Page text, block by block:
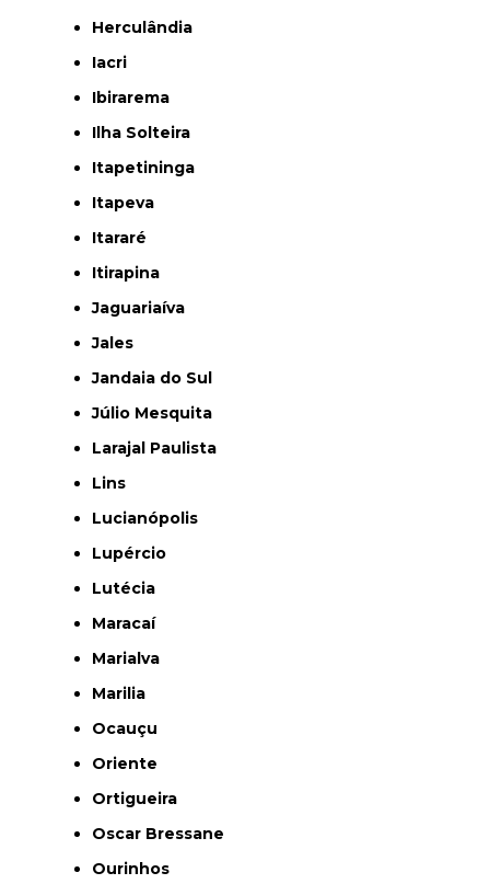
Herculândia
Iacri
Ibirarema
Ilha Solteira
Itapetininga
Itapeva
Itararé
Itirapina
Jaguariaíva
Jales
Jandaia do Sul
Júlio Mesquita
Larajal Paulista
Lins
Lucianópolis
Lupércio
Lutécia
Maracaí
Marialva
Marilia
Ocauçu
Oriente
Ortigueira
Oscar Bressane
Ourinhos